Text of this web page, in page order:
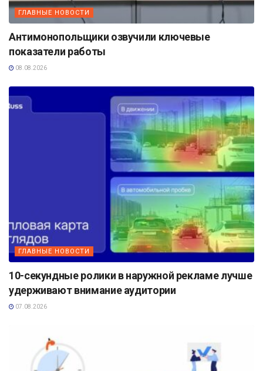
ГЛАВНЫЕ НОВОСТИ
Антимонопольщики озвучили ключевые
показатели работы
08.08.2026
ГЛАВНЫЕ НОВОСТИ
10-секундные ролики в наружной рекламе лучше
удерживают внимание аудитории
07.08.2026